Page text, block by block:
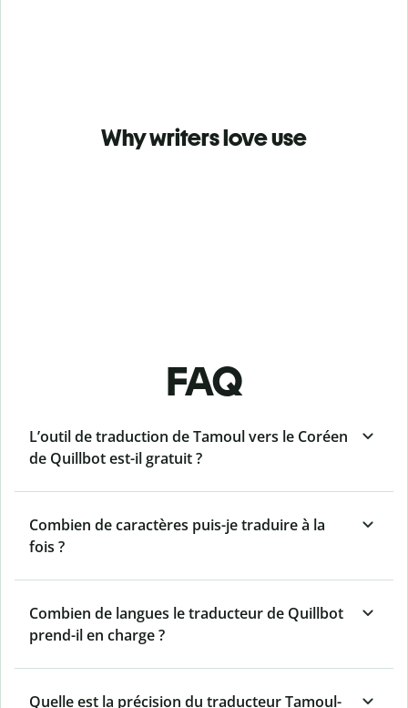
Why writers love use
FAQ
L’outil de traduction de Tamoul vers le Coréen
de Quillbot est-il gratuit ?
Combien de caractères puis-je traduire à la
fois ?
Combien de langues le traducteur de Quillbot
prend-il en charge ?
Quelle est la précision du traducteur Tamoul-